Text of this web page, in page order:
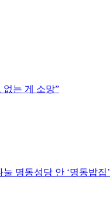
는 게 소망”
명동성당 안 ‘명동밥집’